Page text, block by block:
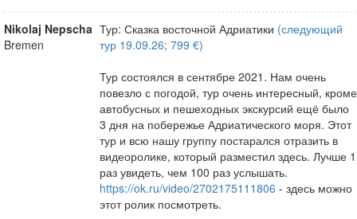
Nikolaj Nepscha
Bremen
Тур: Сказка восточной Адриатики (следующий
тур 19.09.26; 799 €)
Тур состоялся в сентябре 2021. Нам очень
повезло с погодой, тур очень интересный, кроме
автобусных и пешеходных экскурсий ещё было
3 дня на побережье Адриатического моря. Этот
тур и всю нашу группу постарался отразить в
видеоролике, который разместил здесь. Лучше 1
раз увидеть, чем 100 раз услышать.
https://ok.ru/video/2702175111806 - здесь можно
этот ролик посмотреть.